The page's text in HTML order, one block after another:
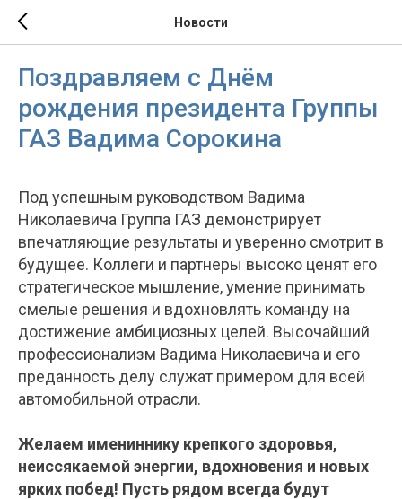
Новости
Поздравляем с Днём
рождения президента Группы
ГАЗ Вадима Сорокина
Под успешным руководством Вадима
Николаевича Группа ГАЗ демонстрирует
впечатляющие результаты и уверенно смотрит в
будущее. Коллеги и партнеры высоко ценят его
стратегическое мышление, умение принимать
смелые решения и вдохновлять команду на
достижение амбициозных целей. Высочайший
профессионализм Вадима Николаевича и его
преданность делу служат примером для всей
автомобильной отрасли.
Желаем имениннику крепкого здоровья,
неиссякаемой энергии, вдохновения и новых
ярких побед! Пусть рядом всегда будут